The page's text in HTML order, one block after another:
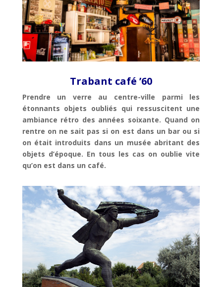
Trabant café ’60
Prendre un verre au centre-ville parmi les
étonnants objets oubliés qui ressuscitent une
ambiance rétro des années soixante. Quand on
rentre on ne sait pas si on est dans un bar ou si
on était introduits dans un musée abritant des
objets d’époque. En tous les cas on oublie vite
qu’on est dans un café.